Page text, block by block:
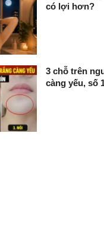
có lợi hơn?
3 chỗ trên
càng yếu, số